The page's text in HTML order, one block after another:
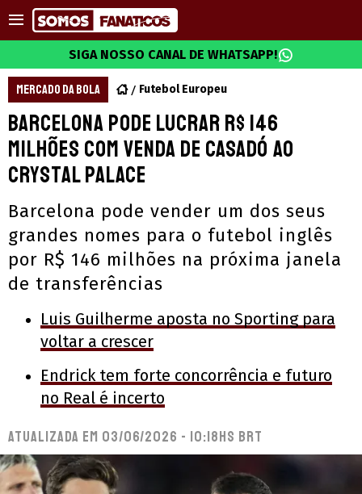
SIGA NOSSO CANAL DE WHATSAPP!
MERCADO DA BOLA Futebol Europeu
Barcelona pode lucrar R$ 146
milhões com venda de Casadó ao
Crystal Palace
Barcelona pode vender um dos seus
grandes nomes para o futebol inglês
por R$ 146 milhões na próxima janela
de transferências
Luis Guilherme aposta no Sporting para
voltar a crescer
Endrick tem forte concorrência e futuro
no Real é incerto
Atualizada em 03/06/2026 - 10:18hs BRT